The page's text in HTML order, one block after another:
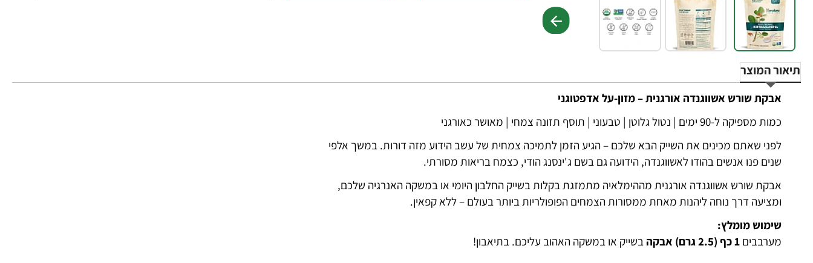
תיאור המוצר
אבקת שורש אשווגנדה אורגנית – מזון-על אדפטוגני
כמות מספיקה ל-90 ימים | נטול גלוטן | טבעוני | תוסף תזונה צמחי | מאושר כאורגני
לפני שאתם מכינים את השייק הבא שלכם – הגיע הזמן לתמיכה צמחית של עשב הידוע מזה דורות. במשך אלפי
שנים פנו אנשים בהודו לאשווגנדה, הידועה גם בשם ג'ינסנג הודי, כצמח בריאות מסורתי.
אבקת שורש אשווגנדה אורגנית מההימלאיה מתמזגת בקלות בשייק החלבון היומי או במשקה האנרגיה שלכם,
ומציעה דרך נוחה ליהנות מאחת ממסורות הצמחים הפופולריות ביותר בעולם – ללא קפאין.
שימוש מומלץ:
מערבבים 1 כף (2.5 גרם) אבקה בשייק או במשקה האהוב עליכם. בתיאבון!